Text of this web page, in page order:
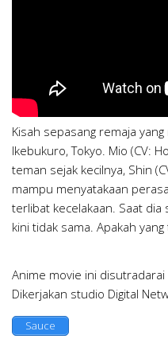
Kisah sepasang remaja
Ikebukuro, Tokyo. Mio (CV:
teman sejak kecilnya, Shin
mampu menyatakaan
terlibat kecelakaan. Saat dia
kini tidak sama. Apakah yang
Anime movie ini disutradarai
Dikerjakan studio Digital
Sauce